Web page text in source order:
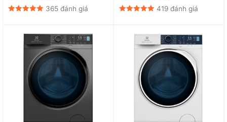
365 đánh giá 419 đánh giá